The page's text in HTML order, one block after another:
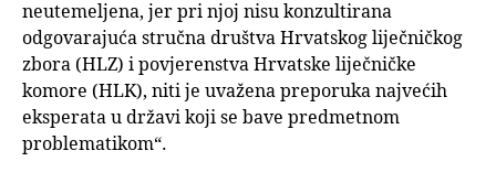
neutemeljena, jer pri njoj nisu konzultirana
odgovarajuća stručna društva Hrvatskog liječničkog
zbora (HLZ) i povjerenstva Hrvatske liječničke
komore (HLK), niti je uvažena preporuka najvećih
eksperata u državi koji se bave predmetnom
problematikom“.